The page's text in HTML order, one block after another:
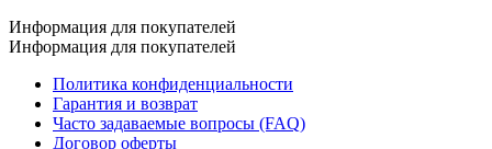
Информация для покупателей
Информация для покупателей
Политика конфиденциальности
Гарантия и возврат
Часто задаваемые вопросы (FAQ)
Договор оферты